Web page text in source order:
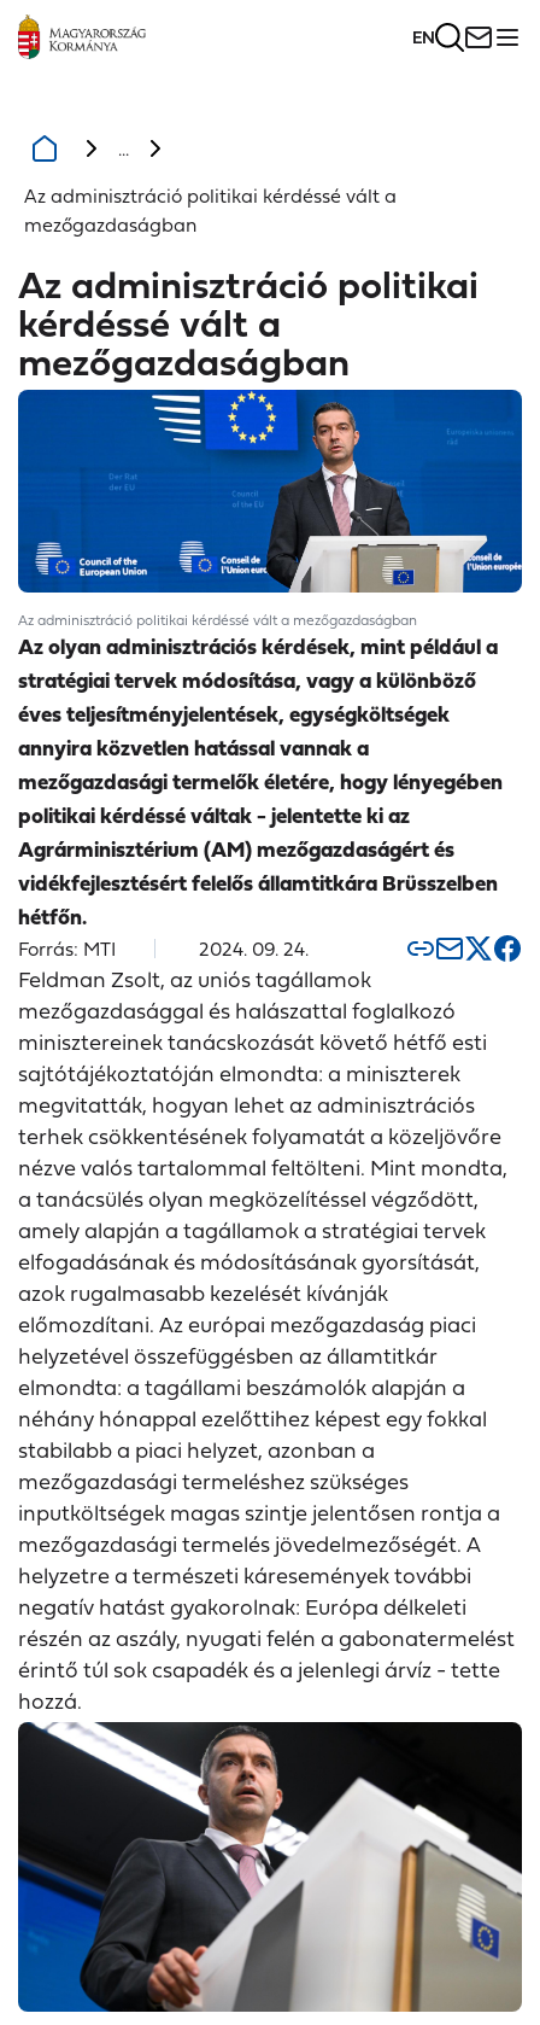
EN
...
Az adminisztráció politikai kérdéssé vált a
mezőgazdaságban
Az adminisztráció politikai
kérdéssé vált a
mezőgazdaságban
Az adminisztráció politikai kérdéssé vált a mezőgazdaságban
Az olyan adminisztrációs kérdések, mint például a
stratégiai tervek módosítása, vagy a különböző
éves teljesítményjelentések, egységköltségek
annyira közvetlen hatással vannak a
mezőgazdasági termelők életére, hogy lényegében
politikai kérdéssé váltak - jelentette ki az
Agrárminisztérium (AM) mezőgazdaságért és
vidékfejlesztésért felelős államtitkára Brüsszelben
hétfőn.
Forrás: MTI 2024. 09. 24.
Feldman Zsolt, az uniós tagállamok
mezőgazdasággal és halászattal foglalkozó
minisztereinek tanácskozását követő hétfő esti
sajtótájékoztatóján elmondta: a miniszterek
megvitatták, hogyan lehet az adminisztrációs
terhek csökkentésének folyamatát a közeljövőre
nézve valós tartalommal feltölteni. Mint mondta,
a tanácsülés olyan megközelítéssel végződött,
amely alapján a tagállamok a stratégiai tervek
elfogadásának és módosításának gyorsítását,
azok rugalmasabb kezelését kívánják
előmozdítani. Az európai mezőgazdaság piaci
helyzetével összefüggésben az államtitkár
elmondta: a tagállami beszámolók alapján a
néhány hónappal ezelőttihez képest egy fokkal
stabilabb a piaci helyzet, azonban a
mezőgazdasági termeléshez szükséges
inputköltségek magas szintje jelentősen rontja a
mezőgazdasági termelés jövedelmezőségét. A
helyzetre a természeti káresemények további
negatív hatást gyakorolnak: Európa délkeleti
részén az aszály, nyugati felén a gabonatermelést
érintő túl sok csapadék és a jelenlegi árvíz - tette
hozzá.